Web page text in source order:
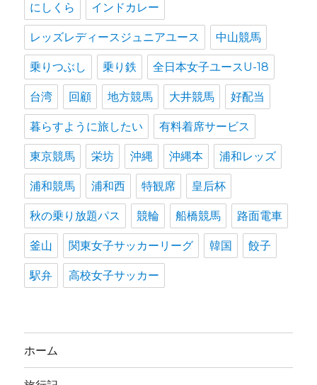
にしくら インドカレー
レッズレディースジュニアユース 中山競馬
乗りつぶし 乗り鉄 全日本女子ユースU-18
台湾 回顧 地方競馬 大井競馬 好配当
暮らすように旅したい 有料着席サービス
東京競馬 栄坊 沖縄 沖縄本 浦和レッズ
浦和競馬 浦和西 特観席 皇后杯
秋の乗り放題パス 競輪 船橋競馬 路面電車
釜山 関東女子サッカーリーグ 韓国 餃子
駅弁 高校女子サッカー
ホーム